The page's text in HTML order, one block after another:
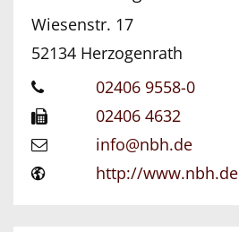
Wiesenstr. 17
52134 Herzogenrath
02406 9558-0
02406 4632
info@nbh.de
http://www.nbh.de